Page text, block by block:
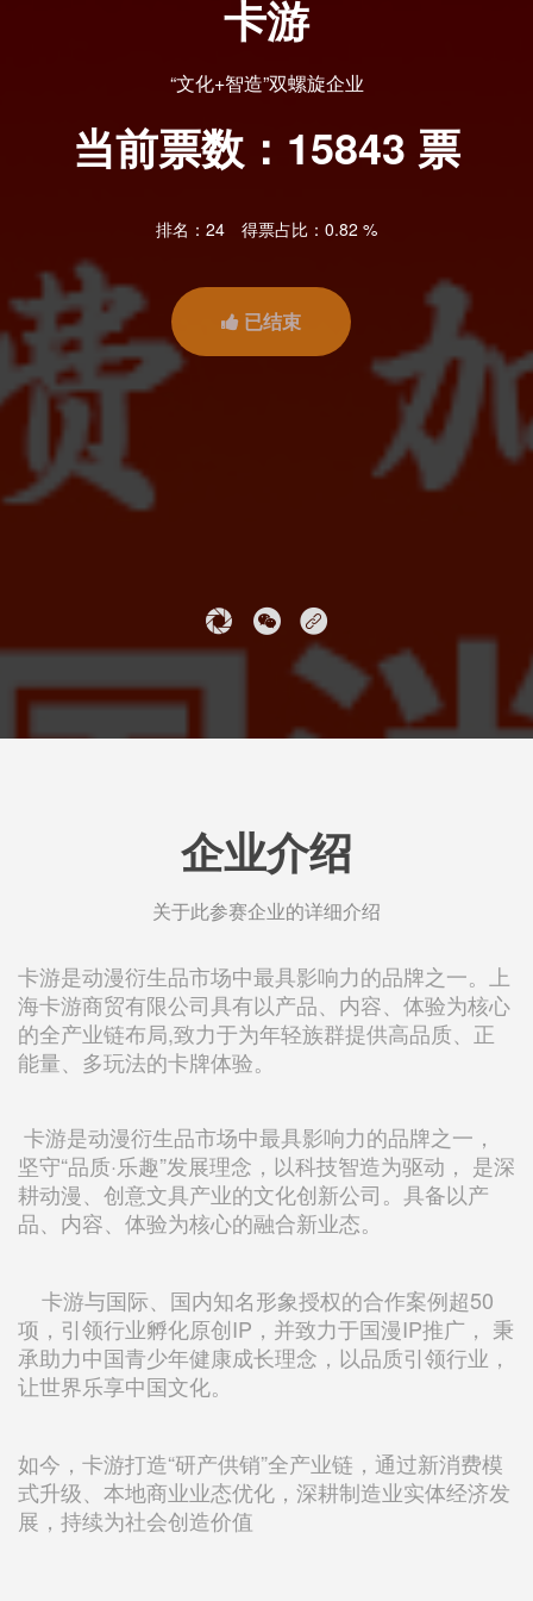
卡游
“文化+智造”双螺旋企业
当前票数： 15843 票
排名：24 得票占比：0.82 %
已结束
企业介绍
关于此参赛企业的详细介绍
卡游是动漫衍生品市场中最具影响力的品牌之一。上
海卡游商贸有限公司具有以产品、内容、体验为核心
的全产业链布局,致力于为年轻族群提供高品质、正
能量、多玩法的卡牌体验。
卡游是动漫衍生品市场中最具影响力的品牌之一，
坚守“品质·乐趣”发展理念，以科技智造为驱动， 是深
耕动漫、创意文具产业的文化创新公司。具备以产
品、内容、体验为核心的融合新业态。
卡游与国际、国内知名形象授权的合作案例超50
项，引领行业孵化原创IP，并致力于国漫IP推广， 秉
承助力中国青少年健康成长理念，以品质引领行业，
让世界乐享中国文化。
如今，卡游打造“研产供销”全产业链，通过新消费模
式升级、本地商业业态优化，深耕制造业实体经济发
展，持续为社会创造价值